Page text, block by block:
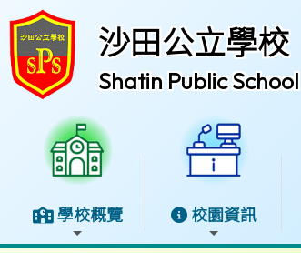
沙田公立學校
Shatin Public School
學校概覽 校園資訊